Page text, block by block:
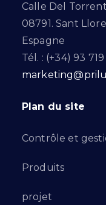
Calle Del
08791. Sant
Espagne
Tél. : (+34) 93
Plan du site
Contrôle et
Produits
projet